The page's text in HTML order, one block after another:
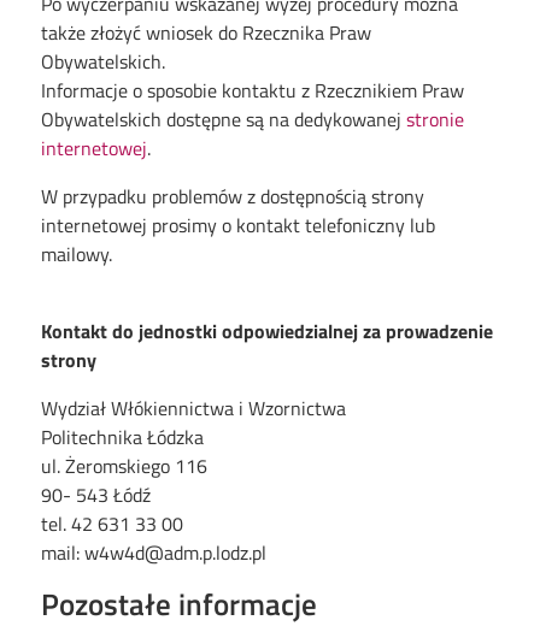
także złożyć wniosek do Rzecznika Praw
Obywatelskich.
Informacje o sposobie kontaktu z Rzecznikiem Praw
Obywatelskich dostępne są na dedykowanejstronie
internetowej.
W przypadku problemów z dostępnością strony
internetowej prosimy o kontakt telefoniczny lub
mailowy.
Kontakt do jednostki odpowiedzialnej za prowadzenie
strony
Wydział Włókiennictwa i Wzornictwa
Politechnika Łódzka
ul. Żeromskiego 116
90- 543 Łódź
tel. 42 631 33 00
mail: w4w4d@adm.p.lodz.pl
Pozostałe informacje